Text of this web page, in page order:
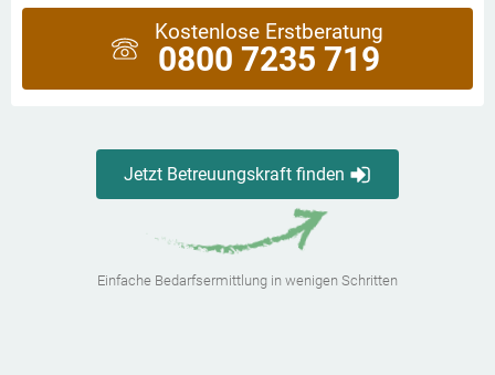
Kostenlose Erstberatung
0800 7235 719
Jetzt Betreuungskraft finden
Einfache Bedarfsermittlung in wenigen Schritten